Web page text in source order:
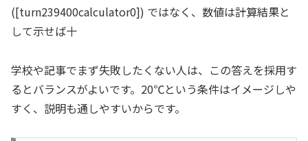
([turn239400calculator0]) ではなく、数値は計算結果と
して示せば十
学校や記事でまず失敗したくない人は、この答えを採用す
るとバランスがよいです。20℃という条件はイメージしや
すく、説明も通しやすいからです。